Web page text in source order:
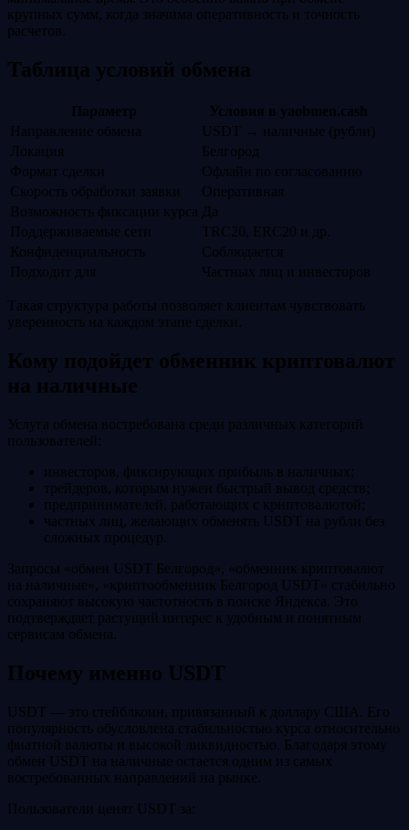
крупных сумм, когда значима оперативность и точность
расчетов.
Таблица условий обмена
Параметр
Условия в yaobmen.cash
Направление обмена
USDT → наличные (рубли)
Локация
Белгород
Формат сделки
Офлайн по согласованию
Скорость обработки заявки
Оперативная
Возможность фиксации курса Да
Поддерживаемые сети
TRC20, ERC20 и др.
Конфиденциальность
Соблюдается
Подходит для
Частных лиц и инвесторов
Такая структура работы позволяет клиентам чувствовать
уверенность на каждом этапе сделки.
Кому подойдет обменник криптовалют
на наличные
Услуга обмена востребована среди различных категорий
пользователей:
инвесторов, фиксирующих прибыль в наличных;
трейдеров, которым нужен быстрый вывод средств;
предпринимателей, работающих с криптовалютой;
частных лиц, желающих обменять USDT на рубли без
сложных процедур.
Запросы «обмен USDT Белгород», «обменник криптовалют
на наличные», «криптообменник Белгород USDT» стабильно
сохраняют высокую частотность в поиске Яндекса. Это
подтверждает растущий интерес к удобным и понятным
сервисам обмена.
Почему именно USDT
USDT — это стейблкоин, привязанный к доллару США. Его
популярность обусловлена стабильностью курса относительно
фиатной валюты и высокой ликвидностью. Благодаря этому
обмен USDT на наличные остается одним из самых
востребованных направлений на рынке.
Пользователи ценят USDT за: